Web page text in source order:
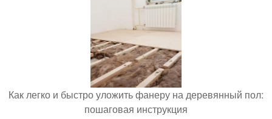
Как легко и быстро уложить фанеру на деревянный пол:
пошаговая инструкция